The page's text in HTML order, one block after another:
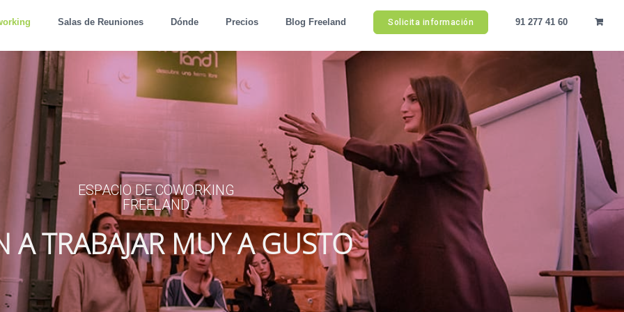
Salas de Reuniones Dónde Precios Blog Freeland Solicita información 91 277 41 60
ESPACIO DE COWORKING
FREELAND
A TRABAJAR MUY A GUSTO